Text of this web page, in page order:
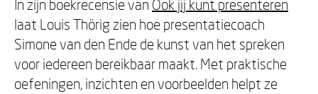
In zijn boekrecensie van Ook jij kunt presenteren
laat Louis Thörig zien hoe presentatiecoach
Simone van den Ende de kunst van het spreken
voor iedereen bereikbaar maakt. Met praktische
oefeningen, inzichten en voorbeelden helpt ze